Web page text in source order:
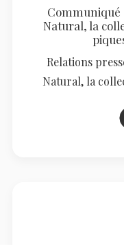
Communiqué
Natural, la
Relations
Natural, la